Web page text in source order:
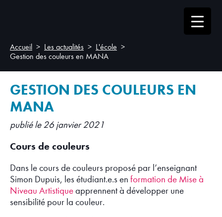
Accueil Les actualités
L'école
Gestion des couleurs en MANA
GESTION DES COULEURS EN
MANA
publié le 26 janvier 2021
Cours de couleurs
Dans le cours de couleurs proposé par l’enseignant
Simon Dupuis, les étudiant.e.s en formation de Mise à
Niveau Artistiqueapprennent à développer une
sensibilité pour la couleur.